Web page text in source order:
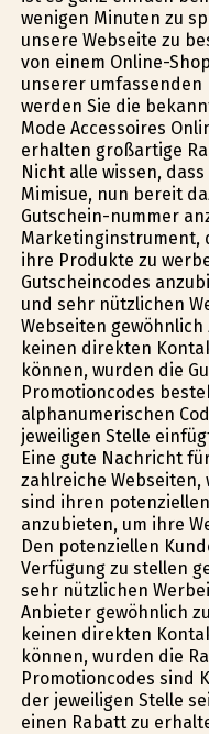
wenigen Minuten zu
unsere Webseite zu
von einem Online-
unserer umfassenden
werden Sie die
Mode Accessoires
erhalten großartige
Nicht alle wissen,
Mimisue, nun bereit
Gutschein-nummer
Marketinginstrument,
ihre Produkte zu
Gutscheincodes
und sehr nützlichen
Webseiten
keinen direkten
können, wurden die
Promotioncodes
alphanumerischen
jeweiligen Stelle
Eine gute Nachricht
zahlreiche Webseiten,
sind ihren
anzubieten, um ihre
Den potenziellen
Verfügung zu stellen
sehr nützlichen
Anbieter gewöhnlich
keinen direkten
können, wurden die
Promotioncodes sind
der jeweiligen Stelle
einen Rabatt zu